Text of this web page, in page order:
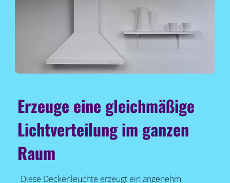
Erzeuge eine gleichmäßige
Lichtverteilung im ganzen
Raum
Diese Deckenleuchte erzeugt ein angenehm